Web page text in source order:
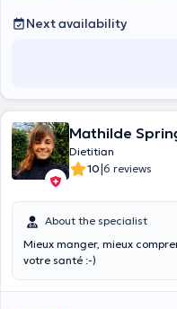
Next availability
Mathilde
Dietitian
10|6 reviews
About the specialist
Mieux manger, mieux
votre santé :-)